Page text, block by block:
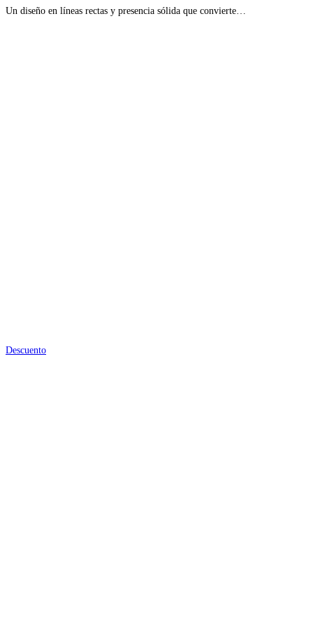
Un diseño en líneas rectas y presencia sólida que convierte…
Descuento